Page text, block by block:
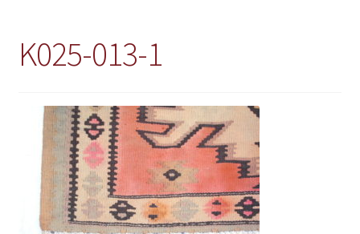
Kilims
Contacto
K025-013-1